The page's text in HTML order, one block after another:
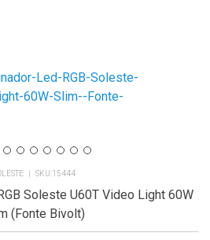
15444
Soleste U60T Video Light 60W
(Fonte Bivolt)